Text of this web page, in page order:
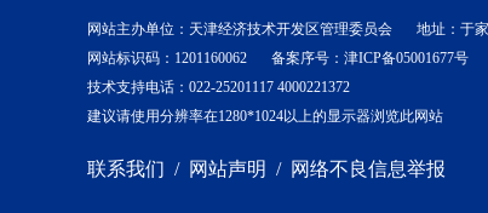
网站主办单位：天津经济技术开发区管理委员会 地址：于
网站标识码：1201160062
备案序号： 津ICP备05001677号
技术支持电话：022-25201117 4000221372
建议请使用分辨率在1280*1024以上的显示器浏览此网站
联系我们 / 网站声明 / 网络不良信息举报